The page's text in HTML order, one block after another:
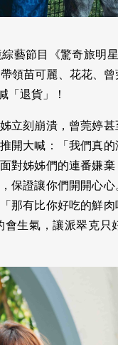
藝節目《驚奇旅明
領苗可麗、花花、
「退貨」！
立刻崩潰，曾莞婷甚
開大喊：「我們真
對姊姊們的連番嫌
保證讓你們開開心
那有比你好吃的鮮
生氣，讓派翠克只